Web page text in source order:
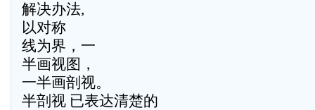
解决办法,
以对称
线为界，一
半画视图，
一半画剖视。
半剖视 已表达清楚的